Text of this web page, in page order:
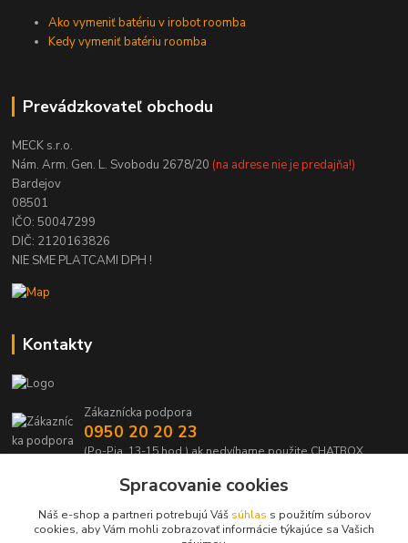
Ako vymeniť batériu v irobot roomba
Kedy vymeniť batériu roomba
Prevádzkovateľ obchodu
MECK s.r.o.
Nám. Arm. Gen. L. Svobodu 2678/20 (na adrese nie je predajňa!)
Bardejov
08501
IČO: 50047299
DIČ: 2120163826
NIE SME PLATCAMI DPH !
Kontakty
Zákaznícka podpora
0950 20 20 23
(Po-Pia, 13-15 hod.) ak nedvíhame použite CHATBOX
info@kabelmanie.skSpracovanie cookies
Náš e-shop a partneri potrebujú Váš súhlas s použitím súborov
cookies, aby Vám mohli zobrazovať informácie týkajúce sa Vašich